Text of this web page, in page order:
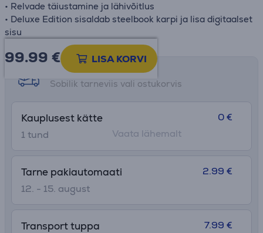
• Relvade täiustamine ja lähivõitlus
• Deluxe Edition sisaldab steelbook karpi ja lisa digitaalset
sisu
99.99 € LISA KORVI
Tarne võimalused
Sobilik tarneviis vali ostukorvis
Kauplusest kätte
1 tund
0 €
Vaata lähemalt
Tarne pakiautomaati
12. - 15. august
2.99 €
Transport tuppa 7.99 €